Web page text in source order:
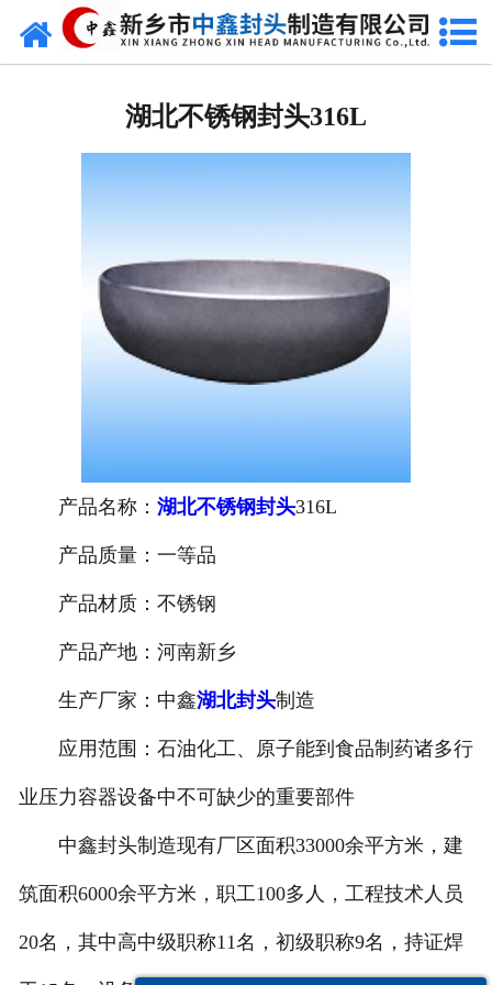
网站首页
湖北椎体封头
湖北库存类
湖北不锈钢封头316L
产品名称： 湖北不锈钢封头316L
产品质量：一等品
产品材质：不锈钢
产品产地：河南新乡
生产厂家：中鑫湖北封头制造
应用范围：石油化工、原子能到食品制药诸多行
业压力容器设备中不可缺少的重要部件
中鑫封头制造现有厂区面积33000余平方米，建
筑面积6000余平方米，职工100多人，工程技术人员
20名，其中高中级职称11名，初级职称9名，持证焊